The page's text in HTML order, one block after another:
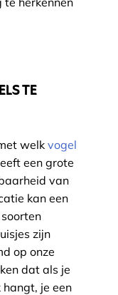
TE
welk vogel
een grote
van
kan een
zijn
op onze
dat als je
je een